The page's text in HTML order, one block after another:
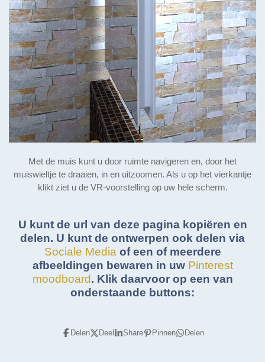
Met de muis kunt u door ruimte navigeren en, door het
muiswieltje te draaien, in en uitzoomen. Als u op het vierkantje
klikt ziet u de VR-voorstelling op uw hele scherm.
U kunt de url van deze pagina kopiëren en
delen. U kunt de ontwerpen ook delen via
Sociale Media of een of meerdere
afbeeldingen bewaren in uw Pinterest
moodboard. Klik daarvoor op een van
onderstaande buttons:
Delen Deel Share Pinnen Delen